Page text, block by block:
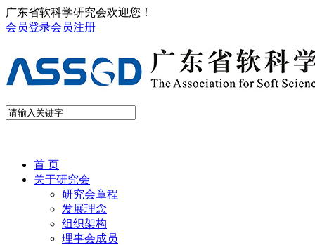
广东省软科学研究会欢迎您！
会员登录会员注册
首 页
关于研究会
研究会章程
发展理念
组织架构
理事会成员